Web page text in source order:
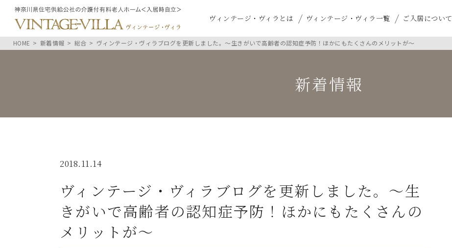
ヴィンテージ・ヴィラとは ヴィンテージ・ヴィラ一覧 ご入居について
HOME
新着情報 総合 ヴィンテージ・ヴィラブログを更新しました。～生きがいで高齢者の認知症予防！ほかにもたくさんのメリットが～
新着情報
2018.11.14
ヴィンテージ・ヴィラブログを更新しました。～生
きがいで高齢者の認知症予防！ほかにもたくさんの
メリットが～